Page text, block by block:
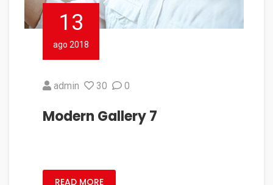
13
ago 2018
admin 30 0
Modern Gallery 7
READ MORE